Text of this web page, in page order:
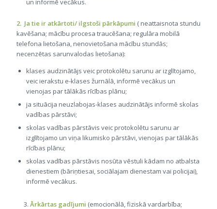
un informē vecākus.
2. Ja tie ir atkārtoti/ ilgstoši pārkāpumi ( neattaisnota stundu
kavēšana; mācību procesa traucēšana; regulāra mobilā
telefona lietošana, nenovietošana mācību stundās;
necenzētas sarunvalodas lietošana):
klases audzinātājs veic protokolētu sarunu ar izglītojamo,
veic ierakstu e-klases žurnālā, informē vecākus un
vienojas par tālākās rīcības plānu;
ja situācija neuzlabojas-klases audzinātājs informē skolas
vadības pārstāvi;
skolas vadības pārstāvis veic protokolētu sarunu ar
izglītojamo un viņa likumisko pārstāvi, vienojas par tālākās
rīcības plānu;
skolas vadības pārstāvis nosūta vēstuli kādam no atbalsta
dienestiem (bāriņtiesai, sociālajam dienestam vai policijai),
informē vecākus.
Ārkārtas gadījumi (emocionālā, fiziskā vardarbība;